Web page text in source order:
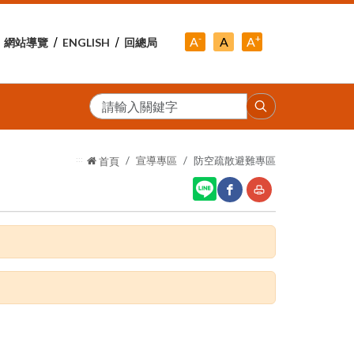
網站導覽 ENGLISH 回總局 A-
級
A中
A+
級
搜
尋
::: 首頁 宣導專區 防空疏散避難專區
站
享
善
印